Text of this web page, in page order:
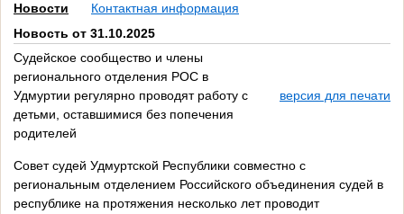
Новости
Контактная информация
Новость от 31.10.2025
Судейское сообщество и члены
регионального отделения РОС в
Удмуртии регулярно проводят работу с
детьми, оставшимися без попечения
родителей
версия для печати
Совет судей Удмуртской Республики совместно с
региональным отделением Российского объединения судей в
республике на протяжения несколько лет проводит